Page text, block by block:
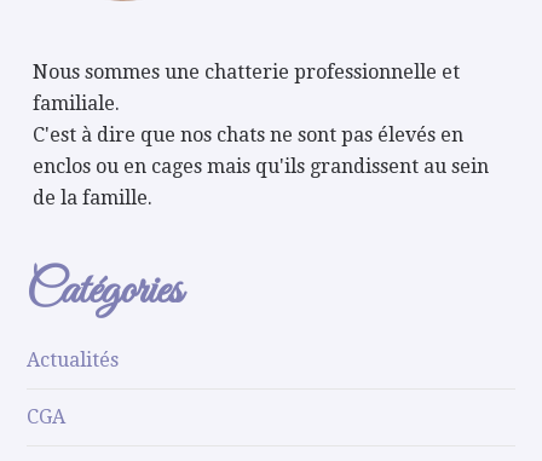
Nous sommes une chatterie professionnelle et
familiale.
C'est à dire que nos chats ne sont pas élevés en
enclos ou en cages mais qu'ils grandissent au sein
de la famille.
Catégories
Actualités
CGA